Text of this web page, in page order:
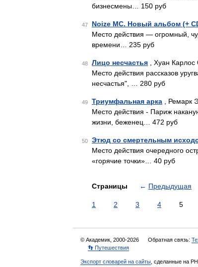
бизнесмены… 150 руб
47 Noize MC. Новый альбом (+
Место действия — огромный,
времени… 235 руб
48 Лицо несчастья , Хуан
Место действия рассказов
несчастья", … 280 руб
49 Триумфальная арка , Ремарк
Место действия - Париж
жизни, беженец… 472 руб
50 Этюд со смертельным
Место действия очередного
«горячие точки»… 40 руб
Страницы ← Предыдущая
1 2 3 4 5
© Академик, 2000-2026 Обратная связь:
👣 Путешествия
Экспорт словарей на сайты , сделанные на